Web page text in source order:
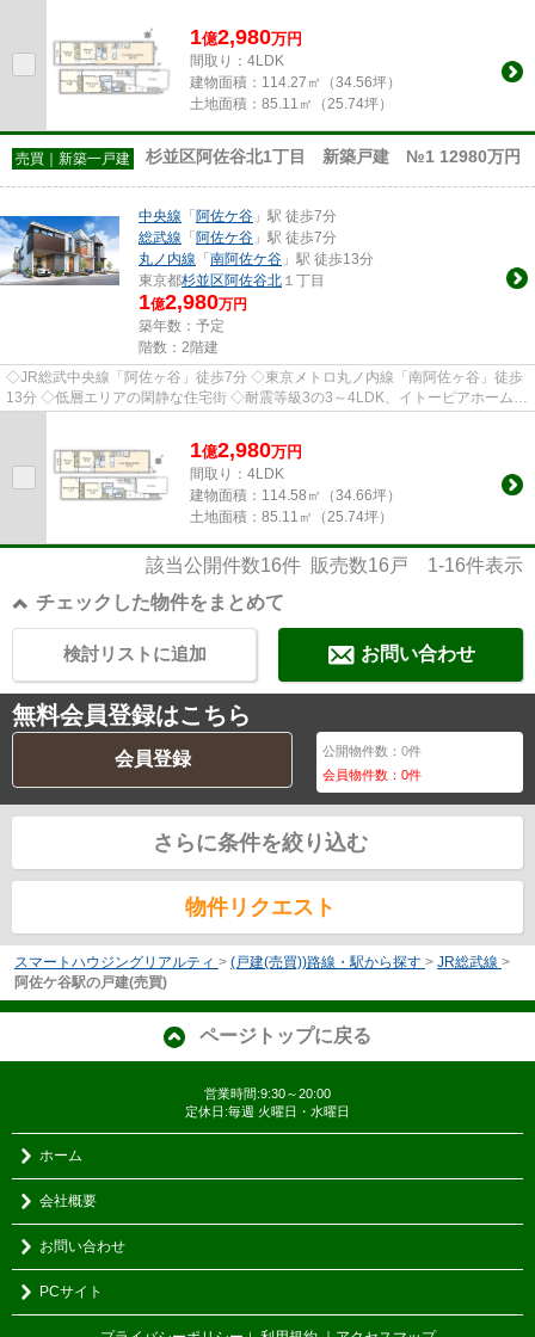
1億2,980万円
間取り：4LDK
建物面積： 114.27㎡（34.56坪）
土地面積： 85.11㎡（25.74坪）
売買｜新築一戸建 杉並区阿佐谷北1丁目 新築戸建 №1 12980万円
中央線 「 阿佐ケ谷 」駅 徒歩7分
総武線 「 阿佐ケ谷 」駅 徒歩7分
丸ノ内線 「 南阿佐ケ谷 」駅 徒歩13分
東京都杉並区阿佐谷北 １丁目
1億2,980万円
築年数：予定
階数：2階建
◇JR総武中央線「阿佐ヶ谷」徒歩7分 ◇東京メトロ丸ノ内線「南阿佐ヶ谷」徒歩
13分 ◇低層エリアの閑静な住宅街 ◇耐震等級3の3～4LDK、イトーピアホーム施
1億2,980万円
間取り：4LDK
建物面積： 114.58㎡（34.66坪）
土地面積： 85.11㎡（25.74坪）
該当公開件数16件 販売数16 戸 1-16件表示
チェックした物件をまとめて
お問い合わせ
検討リストに追加
無料会員登録はこちら
会員登録 公開物件数：0件
会員物件数：0件
さらに条件を絞り込む
物件リクエスト
スマートハウジングリアルティ > (戸建(売買))路線・駅から探す > JR総武線 >
阿佐ケ谷駅の戸建(売買)
ページトップに戻る
営業時間:9:30～20:00
定休日:毎週 火曜日・水曜日
ホーム
会社概要
お問い合わせ
PCサイト